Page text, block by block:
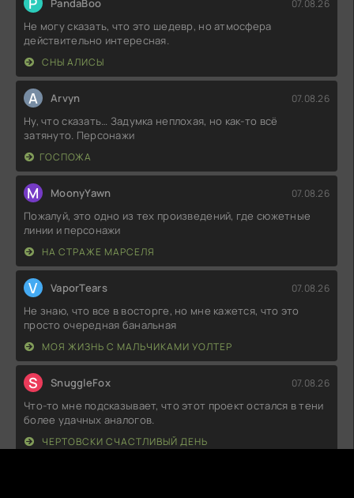
PandaBoo 07.08.26
Не могу сказать, что это шедевр, но атмосфера
действительно интересная.
СНЫ АЛИСЫ
A Arvyn 07.08.26
Ну, что сказать… Задумка неплохая, но как-то всё
затянуто. Персонажи
ГОСПОЖА
M MoonyYawn 07.08.26
Пожалуй, это одно из тех произведений, где сюжетные
линии и персонажи
НА СТРАЖЕ МАРСЕЛЯ
V VaporTears 07.08.26
Не знаю, что все в восторге, но мне кажется, что это
просто очередная банальная
МОЯ ЖИЗНЬ С МАЛЬЧИКАМИ УОЛТЕР
S SnuggleFox 07.08.26
Что-то мне подсказывает, что этот проект остался в тени
более удачных аналогов.
ЧЕРТОВСКИ СЧАСТЛИВЫЙ ДЕНЬ